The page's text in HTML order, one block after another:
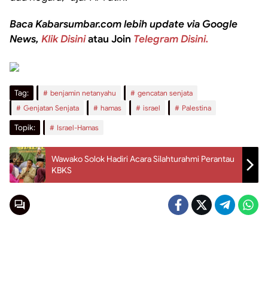
Baca Kabarsumbar.com lebih update via Google
News, Klik Disiniatau Join Telegram Disini.
Tag: benjamin netanyahu
gencatan senjata
Genjatan Senjata
hamas israel Palestina
Topik: Israel-Hamas
Wawako Solok Hadiri Acara Silahturahmi Perantau
KBKS